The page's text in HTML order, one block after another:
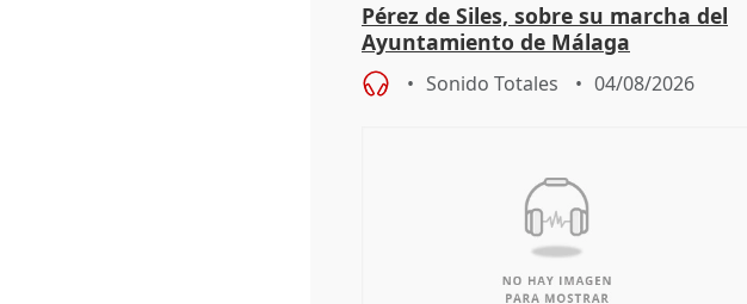
Pérez de Siles, sobre su marcha del
Ayuntamiento de Málaga
Sonido Totales 04/08/2026